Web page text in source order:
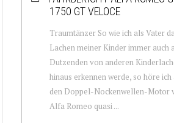
1750 GT VELOCE
Traumtänzer So wie ich als Vater
Lachen meiner Kinder immer auch
Dutzenden von anderen
hinaus erkennen werde, so höre ich
den Doppel-Nockenwellen-Motor
Alfa Romeo quasi ...